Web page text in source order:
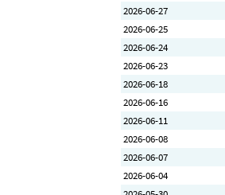
2026-06-27
2026-06-25
2026-06-24
2026-06-23
2026-06-18
2026-06-16
2026-06-11
2026-06-08
2026-06-07
2026-06-04